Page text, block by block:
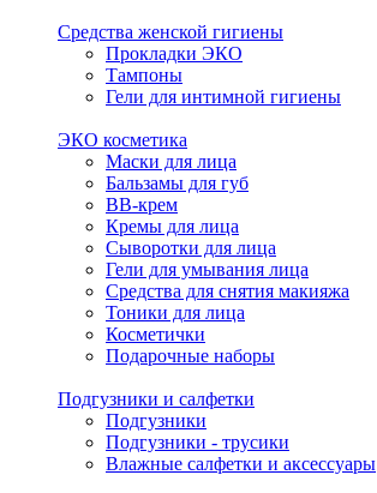
Средства женской гигиены
Прокладки ЭКО
Тампоны
Гели для интимной гигиены
ЭКО косметика
Маски для лица
Бальзамы для губ
BB-крем
Кремы для лица
Сыворотки для лица
Гели для умывания лица
Средства для снятия макияжа
Тоники для лица
Косметички
Подарочные наборы
Подгузники и салфетки
Подгузники
Подгузники - трусики
Влажные салфетки и аксессуары